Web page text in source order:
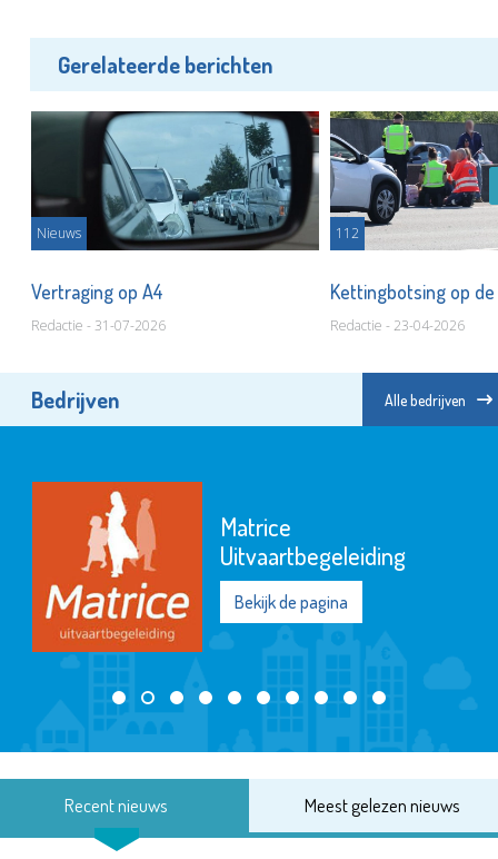
Gerelateerde berichten
Nieuws
Vertraging op A4
Redactie - 31-07-2026
112
Kettingbotsing op
Redactie - 23-04-2026
Bedrijven Alle bedrijven
Matrice
Uitvaartbegeleiding
Bekijk de pagina
Recent nieuws Meest gelezen nieuws